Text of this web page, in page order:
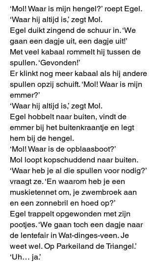
‘Mol! Waar is mijn hengel?’ roept Egel.
‘Waar hij altijd is,’ zegt Mol.
Egel duikt zingend de schuur in. ‘We
gaan een dagje uit, een dagje uit!’
Met veel kabaal rommelt hij tussen de
spullen. ‘Gevonden!’
Er klinkt nog meer kabaal als hij andere
spullen opzij schuift. ‘Mol! Waar is mijn
emmer?’
‘Waar hij altijd is,’ zegt Mol.
Egel hobbelt naar buiten, vindt de
emmer bij het buitenkraantje en legt
hem bij de hengel.
‘Mol! Waar is de opblaasboot?’
Mol loopt kopschuddend naar buiten.
‘Waar heb je al die spullen voor nodig?’
vraagt ze. ‘En waarom heb je een
muskietennet om, je zwembroek aan
en een zonnebril en hoed op?’
Egel trappelt opgewonden met zijn
pootjes. ‘We gaan toch een dagje naar
de lentefair in Wat-dinges-veen. Je
weet wel. Op Parkeiland de Triangel.’
‘Uh… ja.’